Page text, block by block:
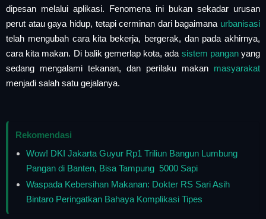
dipesan melalui aplikasi. Fenomena ini bukan sekadar urusan
perut atau gaya hidup, tetapi cerminan dari bagaimana urbanisasi
telah mengubah cara kita bekerja, bergerak, dan pada akhirnya,
cara kita makan. Di balik gemerlap kota, ada sistem panganyang
sedang mengalami tekanan, dan perilaku makan masyarakat
menjadi salah satu gejalanya.
Rekomendasi
Wow! DKI Jakarta Guyur Rp1 Triliun Bangun Lumbung
Pangan di Banten, Bisa Tampung 5000 Sapi
Waspada Kebersihan Makanan: Dokter RS Sari Asih
Bintaro Peringatkan Bahaya Komplikasi Tipes